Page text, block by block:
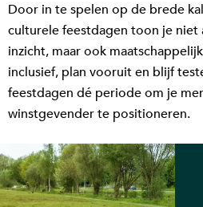
Door in te spelen op de brede
culturele feestdagen toon je niet
inzicht, maar ook
inclusief, plan vooruit en blijf
feestdagen dé periode om je
winstgevender te positioneren.